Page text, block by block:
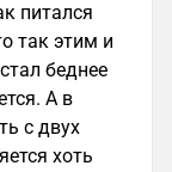
питался
так этим и
беднее
А в
с двух
хоть